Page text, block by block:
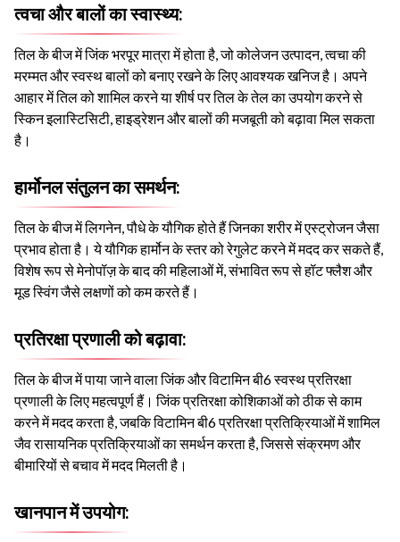
त्वचा और बालों का स्वास्थ्य:
तिल के बीज में जिंक भरपूर मात्रा में होता है, जो कोलेजन उत्पादन, त्वचा की
मरम्मत और स्वस्थ बालों को बनाए रखने के लिए आवश्यक खनिज है। अपने
आहार में तिल को शामिल करने या शीर्ष पर तिल के तेल का उपयोग करने से
स्किन इलास्टिसिटी, हाइड्रेशन और बालों की मजबूती को बढ़ावा मिल सकता
है।
हार्मोनल संतुलन का समर्थन:
तिल के बीज में लिगनेन, पौधे के यौगिक होते हैं जिनका शरीर में एस्ट्रोजन जैसा
प्रभाव होता है। ये यौगिक हार्मोन के स्तर को रेगुलेट करने में मदद कर सकते हैं,
विशेष रूप से मेनोपॉज़ के बाद की महिलाओं में, संभावित रूप से हॉट फ्लैश और
मूड स्विंग जैसे लक्षणों को कम करते हैं।
प्रतिरक्षा प्रणाली को बढ़ावा:
तिल के बीज में पाया जाने वाला जिंक और विटामिन बी6 स्वस्थ प्रतिरक्षा
प्रणाली के लिए महत्वपूर्ण हैं।जिंक प्रतिरक्षा कोशिकाओं को ठीक से काम
करने में मदद करता है, जबकि विटामिन बी6 प्रतिरक्षा प्रतिक्रियाओं में शामिल
जैव रासायनिक प्रतिक्रियाओं का समर्थन करता है, जिससे संक्रमण और
बीमारियों से बचाव में मदद मिलती है।
खानपान में उपयोग: